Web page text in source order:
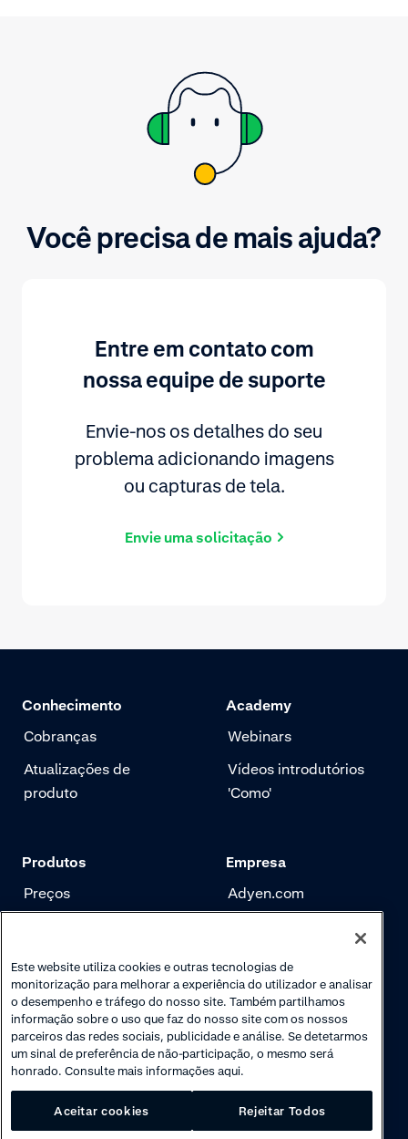
Você precisa de mais ajuda?
Entre em contato com
nossa equipe de suporte
Envie-nos os detalhes do seu
problema adicionando imagens
ou capturas de tela.
Envie uma solicitação
Conhecimento
Cobranças
Atualizações de
produto
Academy
Webinars
Vídeos introdutórios
'Como'
Produtos
Preços
Gerenciamento de
risco
Autenticação
Empresa
Adyen.com
Newsletter
Carreira
Este website utiliza cookies e outras tecnologias de
monitorização para melhorar a experiência do utilizador e analisar
o desempenho e tráfego do nosso site. Também partilhamos
informação sobre o uso que faz do nosso site com os nossos
parceiros das redes sociais, publicidade e análise. Se detetarmos
um sinal de preferência de não-participação, o mesmo será
honrado. Consulte mais informações aqui.
Aceitar cookies Rejeitar Todos